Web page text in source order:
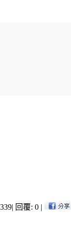
| 回覆: 0 |